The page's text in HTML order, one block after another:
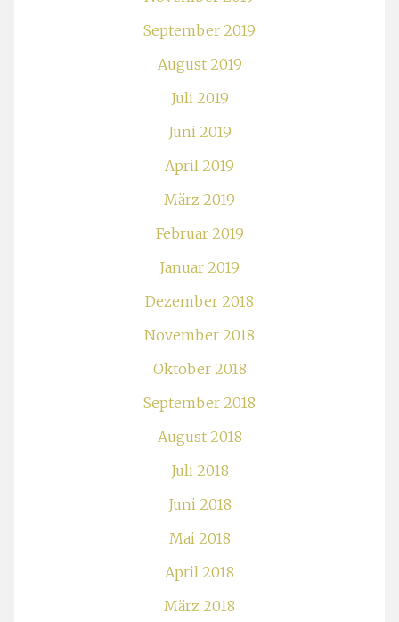
September 2019
August 2019
Juli 2019
Juni 2019
April 2019
März 2019
Februar 2019
Januar 2019
Dezember 2018
November 2018
Oktober 2018
September 2018
August 2018
Juli 2018
Juni 2018
Mai 2018
April 2018
März 2018